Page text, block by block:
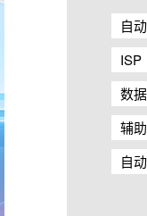
自
ISP
数据
辅
自